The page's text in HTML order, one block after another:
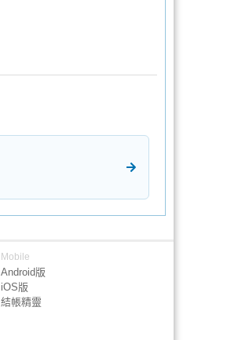
Mobile
Android版
iOS版
結帳精靈